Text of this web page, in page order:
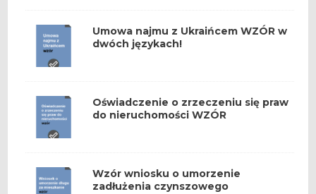
Umowa najmu z Ukraińcem WZÓR w
dwóch językach!
Oświadczenie o zrzeczeniu się praw
do nieruchomości WZÓR
Wzór wniosku o umorzenie
zadłużenia czynszowego